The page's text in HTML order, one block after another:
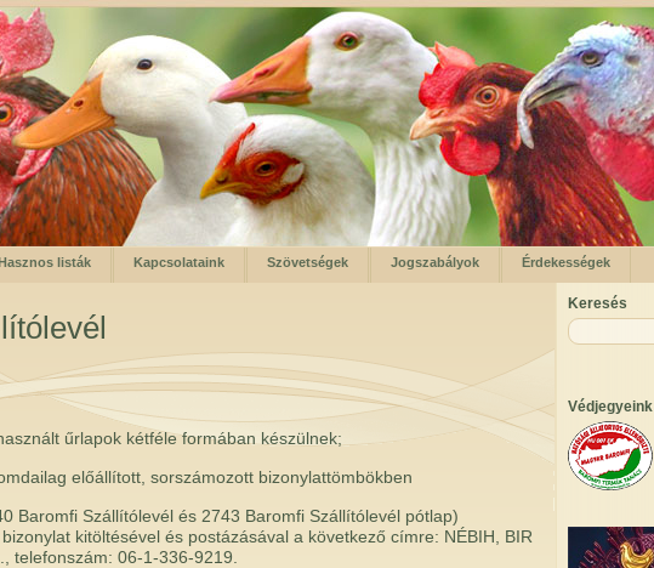
listák Kapcsolataink Szövetségek Jogszabályok Érdekességek
űrlapok kétféle formában készülnek;
előállított, sorszámozott bizonylattömbökben
Baromfi Szállítólevél és 2743 Baromfi Szállítólevél pótlap)
kitöltésével és postázásával a következő címre: NÉBIH, BIR
telefonszám: 06-1-336-9219.
Keresés
Védjegyeink